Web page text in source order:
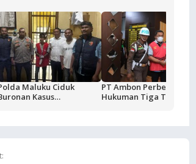
Maluku Ciduk
Kasus
PT Ambon Perberat
Hukuman Tiga Terdakwa